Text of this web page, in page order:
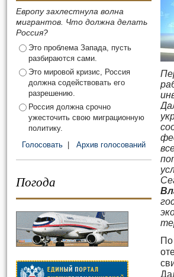
Европу захлестнула волна
мигрантов. Что должна делать
Россия?
Это проблема Запада, пусть
разбираются сами.
Это мировой кризис, Россия
должна содействовать его
разрешению.
Россия должна срочно
ужесточить свою миграционную
политику.
Голосовать
Архив голосований
Погода